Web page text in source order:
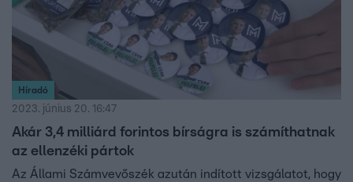
Híradó
2023. június 20. 16:47
Akár 3,4 milliárd forintos bírságra is számíthatnak
az ellenzéki pártok
Az Állami Számvevőszék azután indított vizsgálatot, hogy